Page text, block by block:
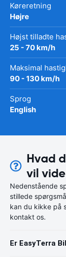
Køreretning
Højre
Højst tilladte
25 - 70 km/h
Maksimal
90 - 130 km/h
Sprog
English
Hvad
vil vide
Nedenstående
stillede
kan du kikke på
kontakt os.
Er EasyTerra